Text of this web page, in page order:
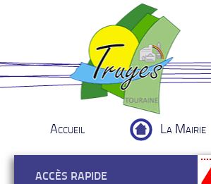
Accueil La Mairie
ACCÈS RAPIDE